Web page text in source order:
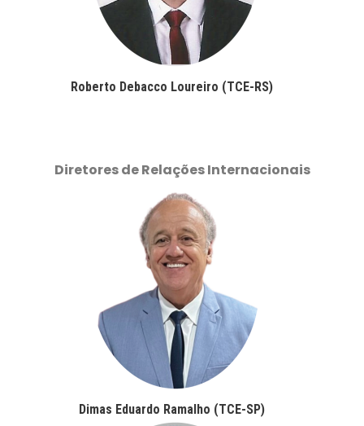
Roberto Debacco Loureiro (TCE-RS)
Diretores de Relações Internacionais
Dimas Eduardo Ramalho (TCE-SP)